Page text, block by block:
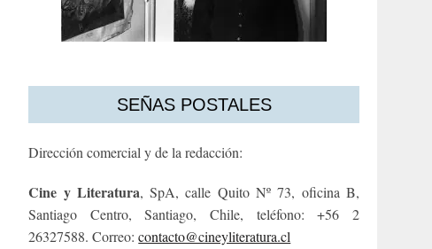
SEÑAS POSTALES
Dirección comercial y de la redacción:
Cine y Literatura, SpA, calle Quito Nº 73, oficina B,
Santiago Centro, Santiago, Chile, teléfono: +56 2
26327588. Correo:contacto@cineyliteratura.cl